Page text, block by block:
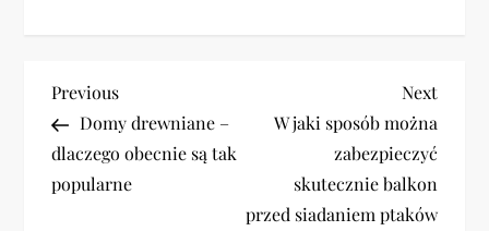
N
a
w
Previous
Post
Previous
Domy drewniane –
dlaczego obecnie są tak
popularne
Next
Post
Next
W jaki sposób można
zabezpieczyć
skutecznie balkon
przed siadaniem ptaków